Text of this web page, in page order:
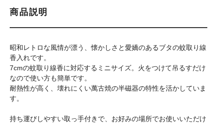
商品説明
昭和レトロな風情が漂う、懐かしさと愛嬌のあるブタの蚊取り線
香入れです。
7cmの蚊取り線香に対応するミニサイズ。火をつけて吊るすだけ
なので使い方も簡単です。
耐熱性が高く、壊れにくい萬古焼の半磁器の特性を活かしていま
す。
持ち運びしやすい取っ手付きで、お好みの場所でお使いいただけ